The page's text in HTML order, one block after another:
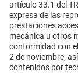
artículo 33.1 del
expresa de las
prestaciones
mecánica u otros
conformidad con
2 de noviembre,
contenidos por